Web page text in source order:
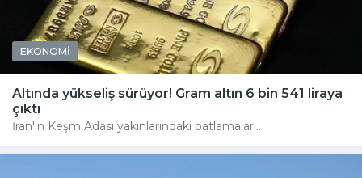
EKONOMİ
Altında yükseliş sürüyor! Gram altın 6 bin 541 liraya
çıktı
İran'ın Keşm Adası yakınlarındaki patlamalar...